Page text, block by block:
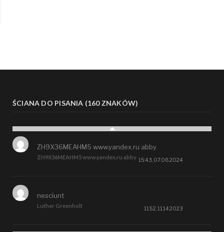
ŚCIANA DO PISANIA (160 ZNAKÓW)
ZH9X36MEAHM5 www.yandex.ru abby
ZH9X36MEAHM5 www.yandex.ru abby
15:43, 07.08.2024
Luther Greenholt
nesciunt
11:52, 11.14.2023